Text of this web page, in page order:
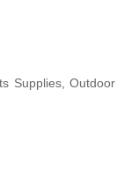
Supplies, Outdoor